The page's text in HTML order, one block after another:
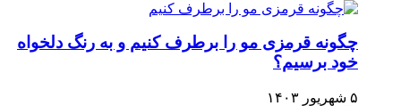
چگونه قرمزی مو را برطرف کنیم و به رنگ دلخواه
خود برسیم؟
۵ شهریور ۱۴۰۳